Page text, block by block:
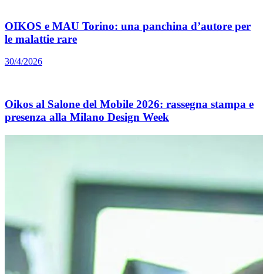
OIKOS e MAU Torino: una panchina d’autore per
le malattie rare
30/4/2026
Oikos al Salone del Mobile 2026: rassegna stampa e
presenza alla Milano Design Week